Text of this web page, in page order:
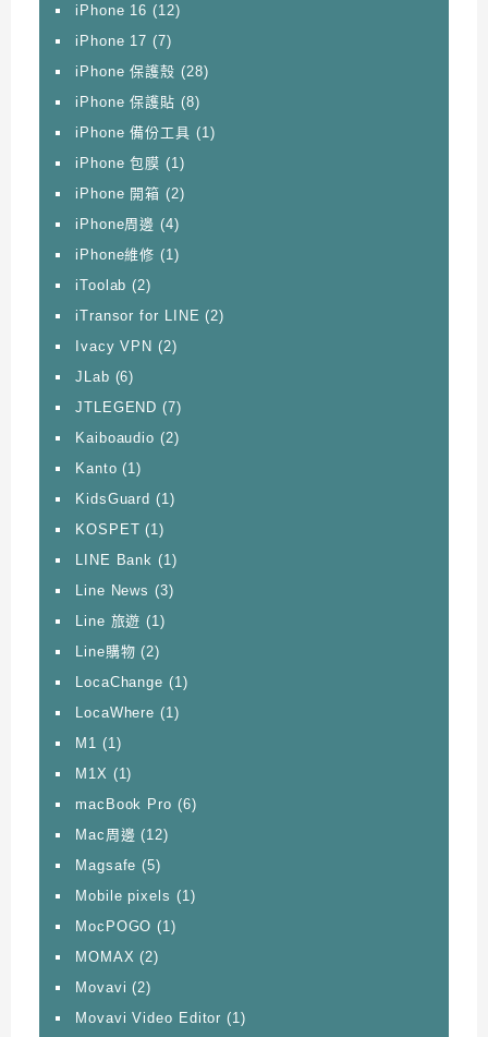
iPhone 16 (12)
iPhone 17 (7)
iPhone 保護殼 (28)
iPhone 保護貼 (8)
iPhone 備份工具 (1)
iPhone 包膜 (1)
iPhone 開箱 (2)
iPhone周邊 (4)
iPhone維修 (1)
iToolab (2)
iTransor for LINE (2)
Ivacy VPN (2)
JLab (6)
JTLEGEND (7)
Kaiboaudio (2)
Kanto (1)
KidsGuard (1)
KOSPET (1)
LINE Bank (1)
Line News (3)
Line 旅遊 (1)
Line購物 (2)
LocaChange (1)
LocaWhere (1)
M1 (1)
M1X (1)
macBook Pro (6)
Mac周邊 (12)
Magsafe (5)
Mobile pixels (1)
MocPOGO (1)
MOMAX (2)
Movavi (2)
Movavi Video Editor (1)